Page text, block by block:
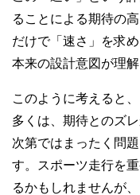
ることによる期待の
だけで「速さ」を求
本来の設計意図が理
このように考えると
多くは、期待とのズ
次第ではまったく問
す。スポーツ走行を
るかもしれませんが